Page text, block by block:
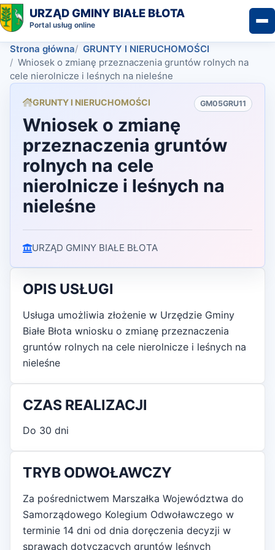
URZĄD GMINY BIAŁE BŁOTA
Portal usług online
Strona główna
GRUNTY I NIERUCHOMOŚCI
Wniosek o zmianę przeznaczenia gruntów rolnych na
cele nierolnicze i leśnych na nieleśne
GRUNTY I NIERUCHOMOŚCI GM05GRU11
Wniosek o zmianę
przeznaczenia gruntów
rolnych na cele
nierolnicze i leśnych na
nieleśne
URZĄD GMINY BIAŁE BŁOTA
OPIS USŁUGI
Usługa umożliwia złożenie w Urzędzie Gminy
Białe Błota wniosku o zmianę przeznaczenia
gruntów rolnych na cele nierolnicze i leśnych na
nieleśne
CZAS REALIZACJI
Do 30 dni
TRYB ODWOŁAWCZY
Za pośrednictwem Marszałka Województwa do
Samorządowego Kolegium Odwoławczego w
terminie 14 dni od dnia doręczenia decyzji w
sprawach dotyczących gruntów leśnych